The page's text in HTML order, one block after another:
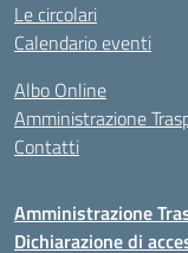
Le circolari
Calendario eventi
Albo Online
Amministrazione
Contatti
Amministrazione
Dichiarazione di